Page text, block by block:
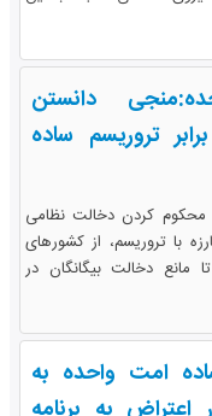
دانستن
تروریسم ساده
محکوم کردن دخالت نظامی
با تروریسم، از کشورهای
مانع دخالت بیگانگان در
امت واحده به